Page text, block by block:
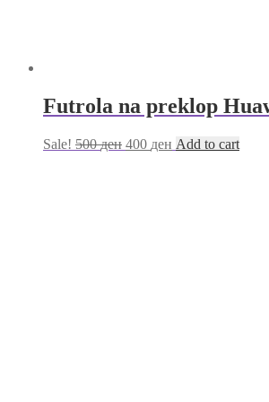
Futrola na preklop
Sale! 500ден 400 ден Add to cart